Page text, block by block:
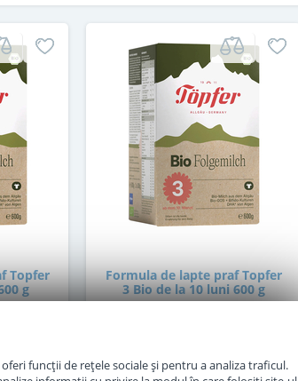
Topfer
g
Formula de lapte praf Topfer
3 Bio de la 10 luni 600 g
funcții de rețele sociale și pentru a analiza traficul.